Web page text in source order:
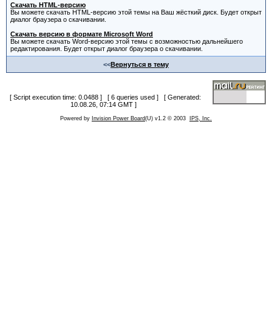
Скачать HTML-версию
Вы можете скачать HTML-версию этой темы на Ваш жёсткий диск. Будет открыт
диалог браузера о скачивании.
Скачать версию в формате Microsoft Word
Вы можете скачать Word-версию этой темы с возможностью дальнейшего
редактирования. Будет открыт диалог браузера о скачивании.
<<Вернуться в тему
[ Script execution time: 0.0488 ] [ 6 queries used ] [ Generated:
10.08.26, 07:14 GMT ]
Powered by Invision Power Board(U) v1.2 © 2003 IPS, Inc.